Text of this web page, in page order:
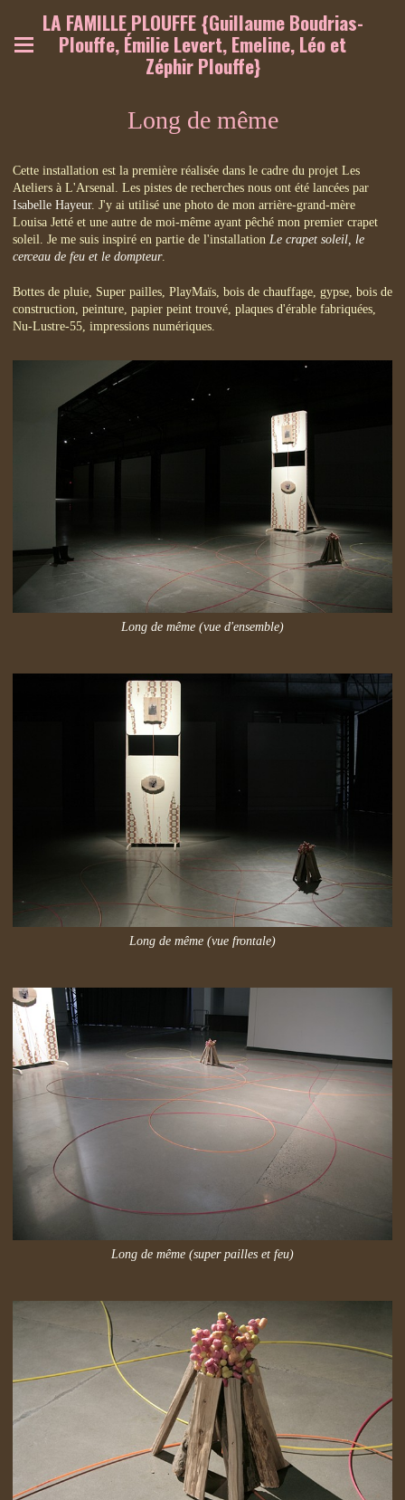
LA FAMILLE PLOUFFE {Guillaume Boudrias-
Plouffe, Émilie Levert, Emeline, Léo et
Zéphir Plouffe}
Long de même
Cette installation est la première réalisée dans le cadre du projet Les
Ateliers à L'Arsenal. Les pistes de recherches nous ont été lancées par
Isabelle Hayeur. J'y ai utilisé une photo de mon arrière-grand-mère
Louisa Jetté et une autre de moi-même ayant pêché mon premier crapet
soleil. Je me suis inspiré en partie de l'installation Le crapet soleil, le
cerceau de feu et le dompteur.
Bottes de pluie, Super pailles, PlayMaïs, bois de chauffage, gypse, bois de
construction, peinture, papier peint trouvé, plaques d'érable fabriquées,
Nu-Lustre-55, impressions numériques.
Long de même (vue d'ensemble)
Long de même (vue frontale)
Long de même (super pailles et feu)